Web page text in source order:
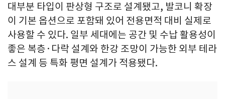
대부분 타입이 판상형 구조로 설계됐고, 발코니 확장
이 기본 옵션으로 포함돼 있어 전용면적 대비 실제로
사용할 수 있다. 일부 세대에는 공간 및 수납 활용성이
좋은 복층·다락 설계와 한강 조망이 가능한 외부 테라
스 설계 등 특화 평면 설계가 적용됐다.